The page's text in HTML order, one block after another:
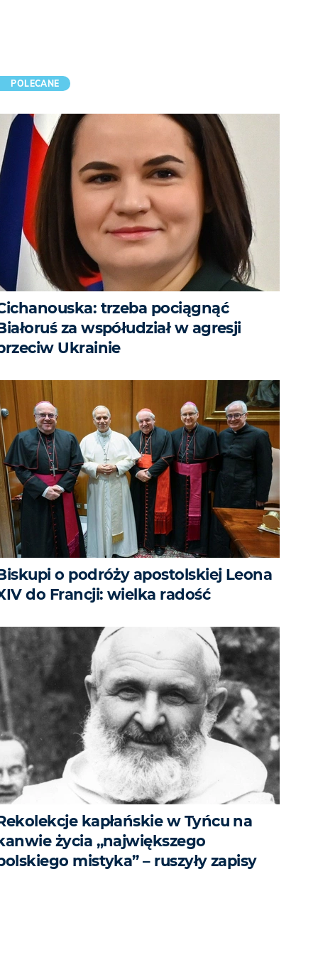
POLECANE
trzeba pociągnąć
za współudział w agresji
Ukrainie
o podróży apostolskiej Leona
do Francji: wielka radość
kapłańskie w Tyńcu na
życia „największego
mistyka” – ruszyły zapisy